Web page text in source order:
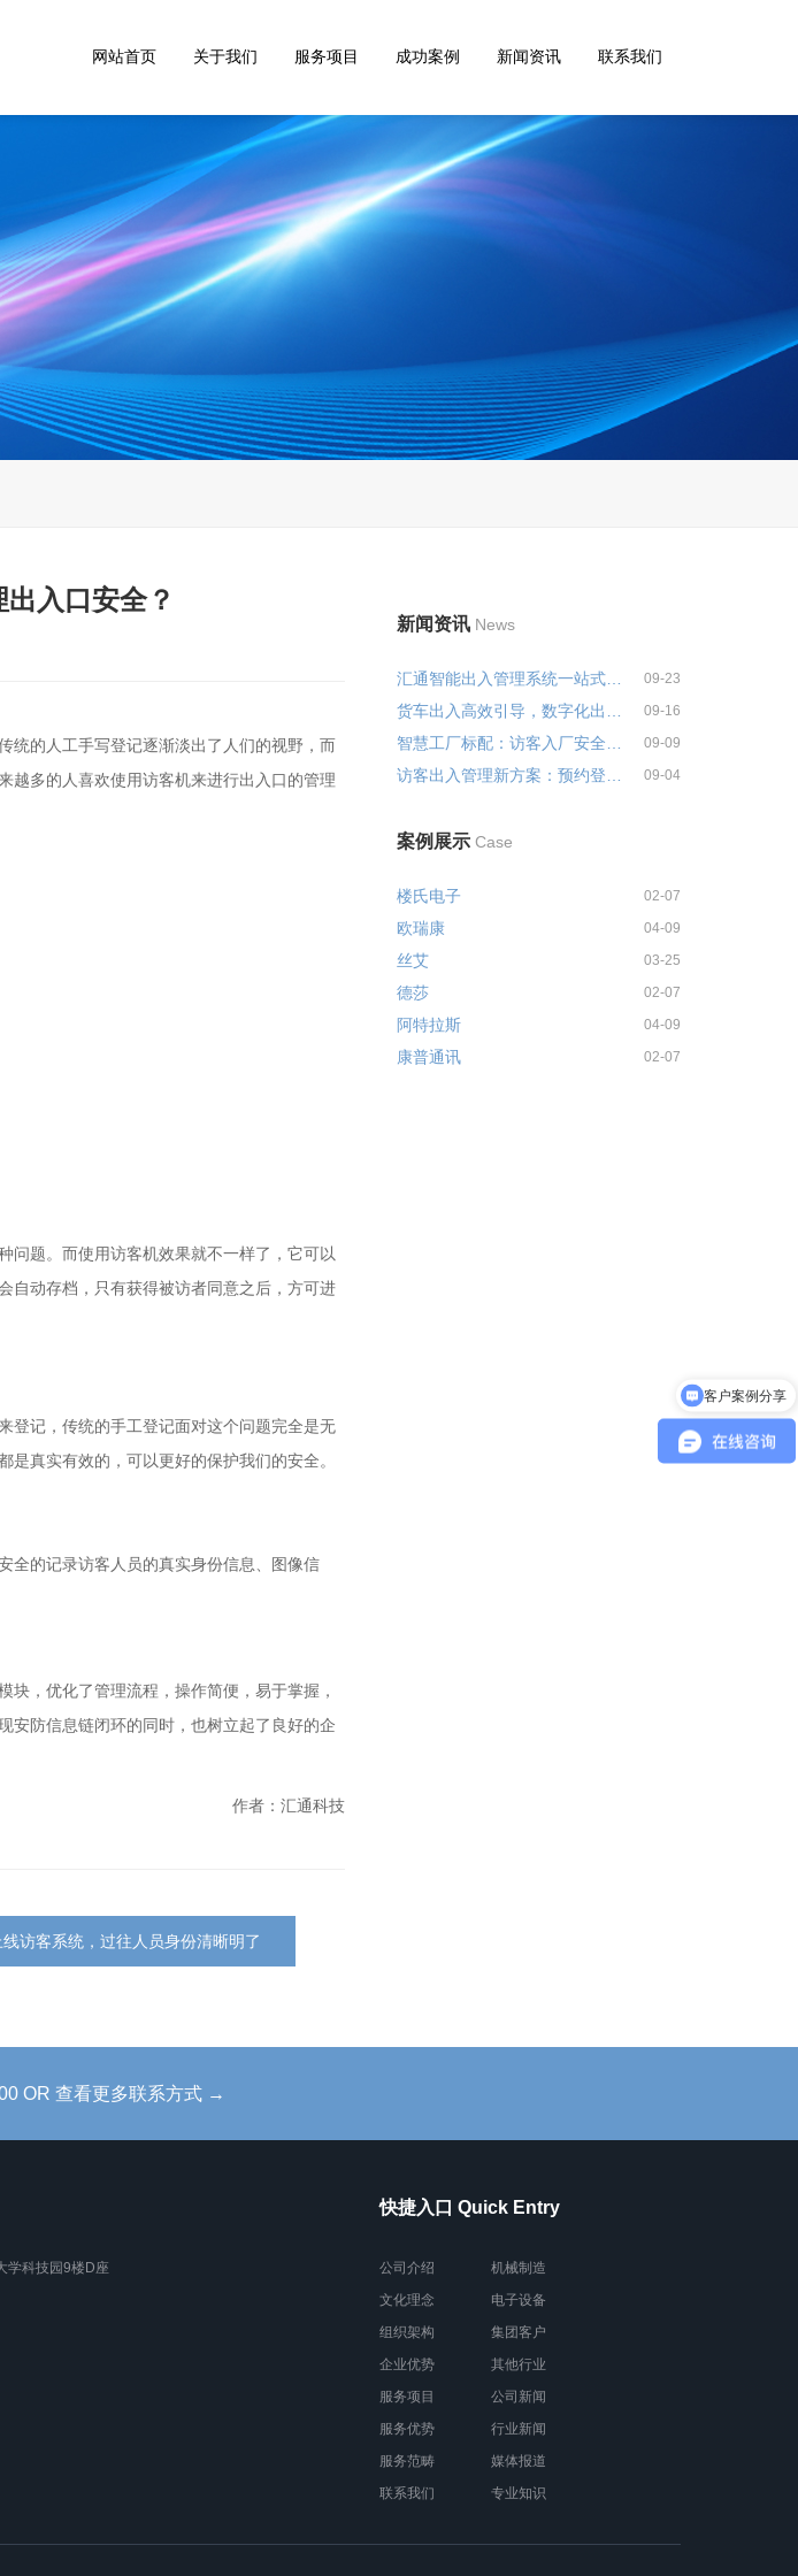
网站首页 关于我们 服务项目 成功案例 新闻资讯 联系我们
入口安全？
统的人工手写登记逐渐淡出了人们的视野，而
越多的人喜欢使用访客机来进行出入口的管理
问题。而使用访客机效果就不一样了，它可以
自动存档，只有获得被访者同意之后，方可进
登记，传统的手工登记面对这个问题完全是无
真实有效的，可以更好的保护我们的安全。
全的记录访客人员的真实身份信息、图像信
块，优化了管理流程，操作简便，易于掌握，
安防信息链闭环的同时，也树立起了良好的企
作者：汇通科技
访客系统，过往人员身份清晰明了
新闻资讯 News
汇通智能出入管理系统一站式解决... 09-23
09-16
09-09
09-04
案例展示 Case
楼氏电子 02-07
欧瑞康 04-09
丝艾 03-25
德莎 02-07
阿特拉斯 04-09
康普通讯 02-07
OR 查看更多联系方式 →
学科技园9楼D座
快捷入口 Quick Entry
公司介绍
文化理念
组织架构
企业优势
服务项目
服务优势
服务范畴
联系我们
机械制造
电子设备
集团客户
其他行业
公司新闻
行业新闻
媒体报道
专业知识
客户案例分享